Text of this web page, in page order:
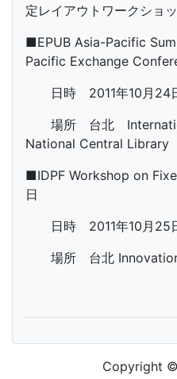
定レイアウトワークショ
■EPUB Asia-Pacific
Pacific Exchange
日時 2011年10月24
場所 台北
National Central Library
■IDPF Workshop on
日
日時 2011年10月25
場所 台北 Innovation
Copyright